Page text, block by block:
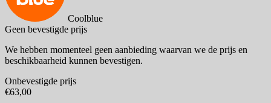
Coolblue
Geen bevestigde prijs
We hebben momenteel geen aanbieding waarvan we de prijs en
beschikbaarheid kunnen bevestigen.
Onbevestigde prijs
€63,00